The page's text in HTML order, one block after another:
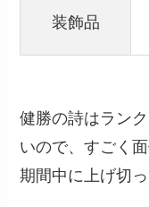
装飾品
健勝の詩はラン
いので、すごく
期間中に上げ切